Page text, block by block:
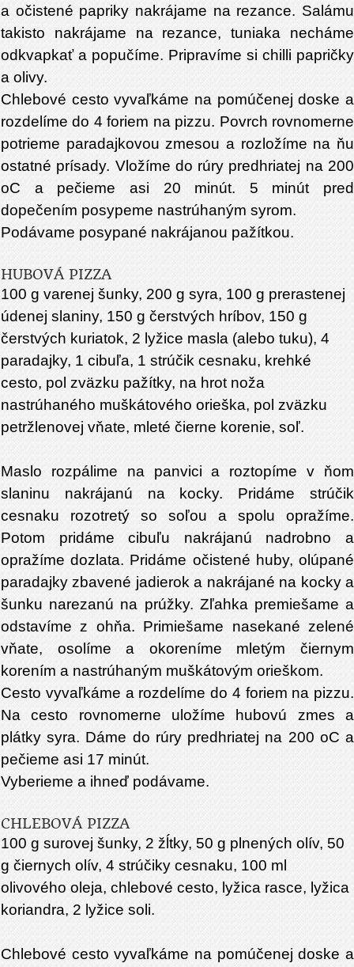
a očistené papriky nakrájame na rezance. Salámu
takisto nakrájame na rezance, tuniaka necháme
odkvapkať a popučíme. Pripravíme si chilli papričky
a olivy.
Chlebové cesto vyvaľkáme na pomúčenej doske a
rozdelíme do 4 foriem na pizzu. Povrch rovnomerne
potrieme paradajkovou zmesou a rozložíme na ňu
ostatné prísady. Vložíme do rúry predhriatej na 200
oC a pečieme asi 20 minút. 5 minút pred
dopečením posypeme nastrúhaným syrom.
Podávame posypané nakrájanou pažítkou.
HUBOVÁ PIZZA
100 g varenej šunky, 200 g syra, 100 g prerastenej
údenej slaniny, 150 g čerstvých hríbov, 150 g
čerstvých kuriatok, 2 lyžice masla (alebo tuku), 4
paradajky, 1 cibuľa, 1 strúčik cesnaku, krehké
cesto, pol zväzku pažítky, na hrot noža
nastrúhaného muškátového orieška, pol zväzku
petržlenovej vňate, mleté čierne korenie, soľ.
Maslo rozpálime na panvici a roztopíme v ňom
slaninu nakrájanú na kocky. Pridáme strúčik
cesnaku rozotretý so soľou a spolu opražíme.
Potom pridáme cibuľu nakrájanú nadrobno a
opražíme dozlata. Pridáme očistené huby, olúpané
paradajky zbavené jadierok a nakrájané na kocky a
šunku narezanú na prúžky. Zľahka premiešame a
odstavíme z ohňa. Primiešame nasekané zelené
vňate, osolíme a okoreníme mletým čiernym
korením a nastrúhaným muškátovým orieškom.
Cesto vyvaľkáme a rozdelíme do 4 foriem na pizzu.
Na cesto rovnomerne uložíme hubovú zmes a
plátky syra. Dáme do rúry predhriatej na 200 oC a
pečieme asi 17 minút.
Vyberieme a ihneď podávame.
CHLEBOVÁ PIZZA
100 g surovej šunky, 2 žĺtky, 50 g plnených olív, 50
g čiernych olív, 4 strúčiky cesnaku, 100 ml
olivového oleja, chlebové cesto, lyžica rasce, lyžica
koriandra, 2 lyžice soli.
Chlebové cesto vyvaľkáme na pomúčenej doske a